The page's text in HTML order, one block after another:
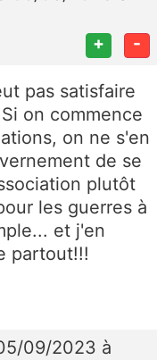
+ -
pas satisfaire
on commence
on ne s'en
de se
plutôt
les guerres à
et j'en
partout!!!
09/2023 à